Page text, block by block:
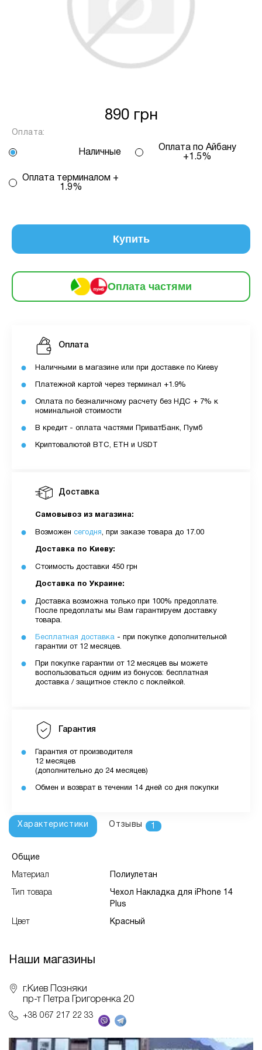
890 грн
Оплата:
Наличные
Оплата по Айбану
+1.5%
Оплата терминалом +
1.9%
Купить
Оплата частями
2 – комісія банку залежить
від кількості обраних вами платежів, від 2
до 25, та вираховується за допомогою
калькулятору або за консультацією нашого
ПРИВАТБАНК у вас має бути відкритий ліміт на
за вартість обраного вами товару, ви маєте
Оплата
платежів:
6
9
місяць:
322 грн
Інформація:
За допомогою ПУМБ ви маєте можливість
придбати товар в розстрочку.
Для оформлення розстрочки вам необхідно
застосунку ПУМБ.
Вартість пристрою це політика та умови компанії
Доставка
Самовывоз из магазина:
Возможен сегодня, при заказе товара до 17.00
Доставка по Киеву:
Стоимость доставки 450 грн
Доставка по Украине:
Доставка возможна только при 100% предоплате.
После предоплаты мы Вам гарантируем доставку
товара.
Бесплатная доставка - при покупке дополнительной
гарантии от 12 месяцев.
При покупке гарантии от 12 месяцев вы можете
воспользоваться одним из бонусов: бесплатная
доставка / защитное стекло с поклейкой.
Гарантия
Гарантия от производителя
12 месяцев
(дополнительно до 24 месяцев)
Обмен и возврат в течении 14 дней со дня покупки
Оплата
Наличными в магазине или при доставке по Киеву
Платежной картой через терминал +1.9%
Оплата по безналичному расчету без НДС + 7% к
номинальной стоимости
В кредит - оплата частями ПриватБанк, Пумб
Криптовалютой BTC, ETH и USDT
Характеристики Отзывы 1
Общие
Материал Полиулетан
Тип товара
Чехол Накладка для iPhone 14
Plus
Цвет Красный
Наши магазины
г.Киев Позняки
пр-т Петра Григоренка 20
+38 067 217 22 33